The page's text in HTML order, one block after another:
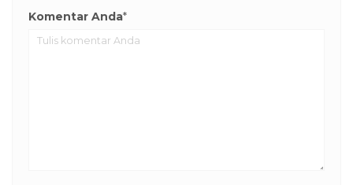
Komentar Anda*